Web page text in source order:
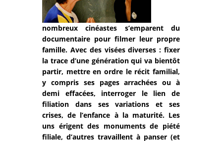
nombreux cinéastes s’emparent du
documentaire pour filmer leur propre
famille. Avec des visées diverses : fixer
la trace d’une génération qui va bientôt
partir, mettre en ordre le récit familial,
y compris ses pages arrachées ou à
demi effacées, interroger le lien de
filiation dans ses variations et ses
crises, de l’enfance à la maturité. Les
uns érigent des monuments de piété
filiale, d’autres travaillent à panser (et